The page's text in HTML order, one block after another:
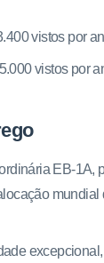
vistos por
vistos por
EB-1A,